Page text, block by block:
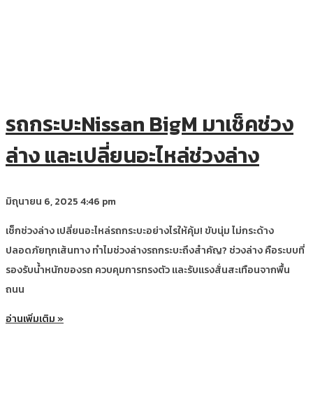
รถกระบะNissan BigM มาเช็คช่วง
ล่าง และเปลี่ยนอะไหล่ช่วงล่าง
มิถุนายน 6, 20254:46 pm
เช็กช่วงล่าง เปลี่ยนอะไหล่รถกระบะอย่างไรให้คุ้ม! ขับนุ่ม ไม่กระด้าง
ปลอดภัยทุกเส้นทาง ทำไมช่วงล่างรถกระบะถึงสำคัญ? ช่วงล่าง คือระบบที่
รองรับน้ำหนักของรถ ควบคุมการทรงตัว และรับแรงสั่นสะเทือนจากพื้น
ถนน
อ่านเพิ่มเติม »